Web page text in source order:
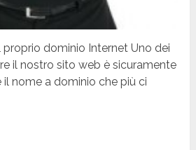
dominio Internet Uno dei
il nostro sito web è sicuramente
nome a dominio che più ci